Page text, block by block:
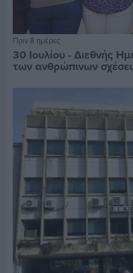
Πριν 8 ημέρες
30 Ιουλίου - Διεθνής
των ανθρώπινων